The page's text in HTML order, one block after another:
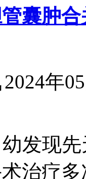
囊肿
2024年
发现
治疗